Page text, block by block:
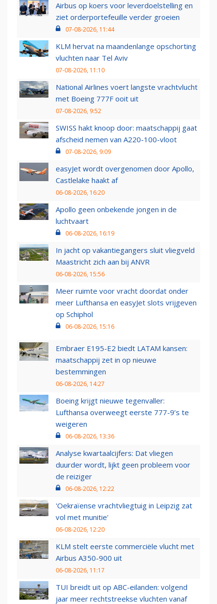
Airbus op koers voor leverdoelstelling en
ziet orderportefeuille verder groeien
07-08-2026, 11:44
KLM hervat na maandenlange opschorting
vluchten naar Tel Aviv
07-08-2026, 11:10
National Airlines voert langste vrachtvlucht
met Boeing 777F ooit uit
07-08-2026, 9:52
SWISS hakt knoop door: maatschappij gaat
afscheid nemen van A220-100-vloot
07-08-2026, 9:09
easyJet wordt overgenomen door Apollo,
Castlelake haakt af
06-08-2026, 16:20
Apollo geen onbekende jongen in de
luchtvaart
06-08-2026, 16:19
In jacht op vakantiegangers sluit vliegveld
Maastricht zich aan bij ANVR
06-08-2026, 15:56
Meer ruimte voor vracht doordat onder
meer Lufthansa en easyJet slots vrijgeven
op Schiphol
06-08-2026, 15:16
Embraer E195-E2 biedt LATAM kansen:
maatschappij zet in op nieuwe
bestemmingen
06-08-2026, 14:27
Boeing krijgt nieuwe tegenvaller:
Lufthansa overweegt eerste 777-9’s te
weigeren
06-08-2026, 13:36
Analyse kwartaalcijfers: Dat vliegen
duurder wordt, lijkt geen probleem voor
de reiziger
06-08-2026, 12:22
'Oekraïense vrachtvliegtuig in Leipzig zat
vol met munitie'
06-08-2026, 12:20
KLM stelt eerste commerciële vlucht met
Airbus A350-900 uit
06-08-2026, 11:17
TUI breidt uit op ABC-eilanden: volgend
jaar meer rechtstreekse vluchten vanaf